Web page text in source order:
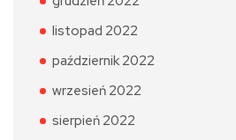
listopad 2022
październik 2022
wrzesień 2022
sierpień 2022